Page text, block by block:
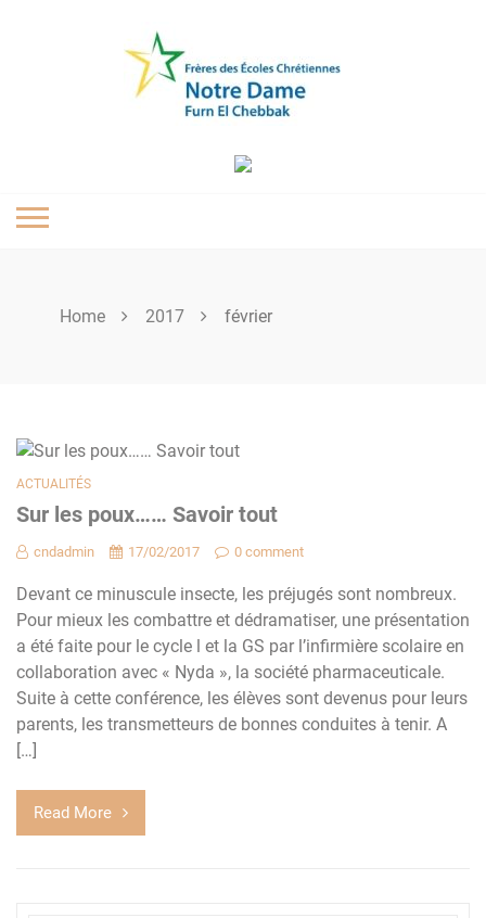
Home 2017 février
ACTUALITÉS
Sur les poux…… Savoir tout
cndadmin 17/02/2017 0 comment
Devant ce minuscule insecte, les préjugés sont nombreux.
Pour mieux les combattre et dédramatiser, une présentation
a été faite pour le cycle l et la GS par l’infirmière scolaire en
collaboration avec « Nyda », la société pharmaceuticale.
Suite à cette conférence, les élèves sont devenus pour leurs
parents, les transmetteurs de bonnes conduites à tenir. A
[…]
Read More